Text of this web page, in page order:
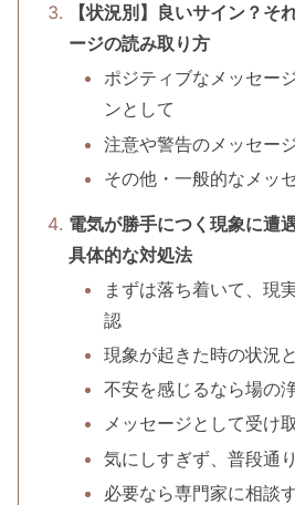
【状況別】良いサイン？そ
ージの読み取り方
ポジティブなメッセー
ンとして
注意や警告のメッセー
その他・一般的なメッ
電気が勝手につく現象に遭
具体的な対処法
まずは落ち着いて、現
認
現象が起きた時の状況
不安を感じるなら場の
メッセージとして受け
気にしすぎず、普段通
必要なら専門家に相談